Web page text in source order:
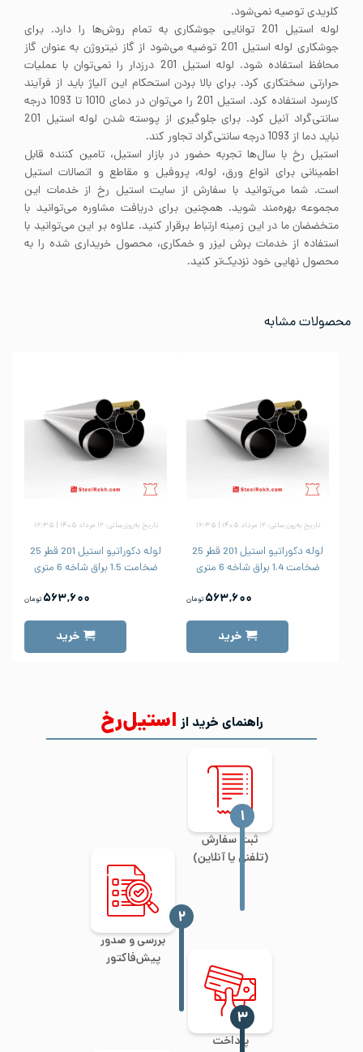
کلریدی توصیه نمی‌شود.
لوله استیل 201 توانایی جوشکاری به تمام روش‌ها را دارد. برای
جوشکاری لوله استیل 201 توضیه می‌شود از گاز نیتروژن به عنوان گاز
محافظ استفاده شود. لوله استیل 201 درزدار را نمی‌توان با عملیات
حرارتی سختکاری کرد. برای بالا بردن استحکام این آلیاژ باید از فرآیند
کارسرد استفاده کرد. استیل 201 را می‌توان در دمای 1010 تا 1093 درجه
سانتی‌گراد آنیل کرد. برای جلوگیری از پوسته شدن لوله استیل 201
نباید دما از 1093 درجه سانتی‌گراد تجاور کند.
استیل رخ با سال‌ها تجربه حضور در بازار استیل، تامین کننده قابل
اطمینانی برای انواع ورق، لوله، پروفیل و مقاطع و اتصالات استیل
است. شما می‌توانید با سفارش از سایت استیل رخ از خدمات این
مجموعه بهره‌مند شوید. همچنین برای دریافت مشاوره می‌توانید با
متخضضان ما در این زمینه ارتباط برقرار کنید. علاوه بر این می‌توانید با
استفاده از خدمات برش لیزر و خمکاری، محصول خریداری شده را به
محصول نهایی خود نزدیک‌تر کنید.
محصولات مشابه
تاریخ به‌روزرسانی: ۱۲ مرداد ۱۴۰۵ | ۱۶:۳۵
لوله دکوراتیو استیل 201 قطر 25
ضخامت 1.4 براق شاخه 6 متری
۵۶۳,۶۰۰ تومان
خرید
تاریخ به‌روزرسانی: ۱۲ مرداد ۱۴۰۵ | ۱۶:۳۵
لوله دکوراتیو استیل 201 قطر 25
ضخامت 1.5 براق شاخه 6 متری
۵۶۳,۶۰۰ تومان
خرید
راهنمای خرید از استیل‌رخ
ثبت سفارش
(تلفنی یا آنلاین)
‍۱
بررسی و صدور
پیش‌فاکتور
‍۲
پرداخت
‍۳